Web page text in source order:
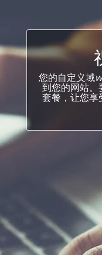
您的自定义域
到您的网站。
套餐，让您享